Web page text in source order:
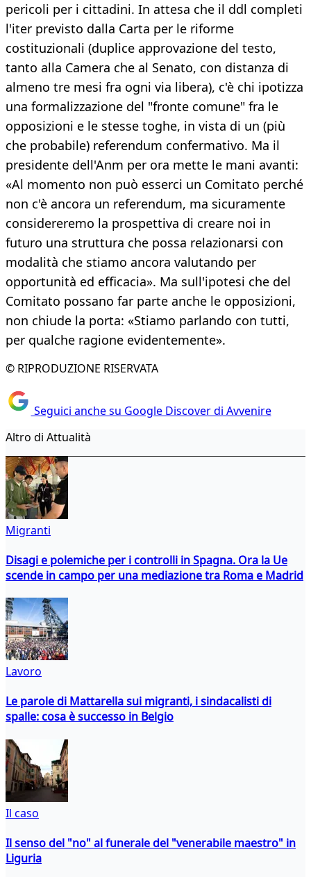
pericoli per i cittadini. In attesa che il ddl completi
l'iter previsto dalla Carta per le riforme
costituzionali (duplice approvazione del testo,
tanto alla Camera che al Senato, con distanza di
almeno tre mesi fra ogni via libera), c'è chi ipotizza
una formalizzazione del "fronte comune" fra le
opposizioni e le stesse toghe, in vista di un (più
che probabile) referendum confermativo. Ma il
presidente dell'Anm per ora mette le mani avanti:
«Al momento non può esserci un Comitato perché
non c'è ancora un referendum, ma sicuramente
considereremo la prospettiva di creare noi in
futuro una struttura che possa relazionarsi con
modalità che stiamo ancora valutando per
opportunità ed efficacia». Ma sull'ipotesi che del
Comitato possano far parte anche le opposizioni,
non chiude la porta: «Stiamo parlando con tutti,
per qualche ragione evidentemente».
© RIPRODUZIONE RISERVATA
Seguici anche su Google Discover di Avvenire
Altro di Attualità
Migranti
Disagi e polemiche per i controlli in Spagna. Ora la Ue
scende in campo per una mediazione tra Roma e Madrid
Lavoro
Le parole di Mattarella sui migranti, i sindacalisti di
spalle: cosa è successo in Belgio
Il caso
Il senso del "no" al funerale del "venerabile maestro" in
Liguria